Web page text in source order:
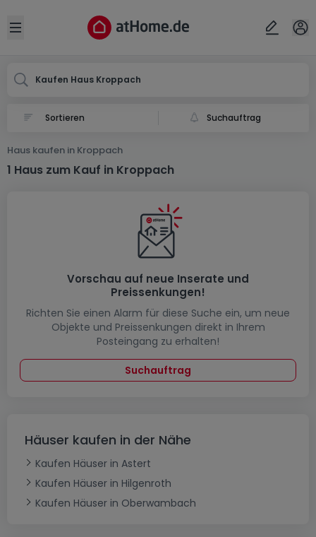
Open sidebar
Kaufen Haus Kroppach
Suchauftrag
Haus kaufen in Kroppach
1 Haus zum Kauf in Kroppach
Vorschau auf neue Inserate und
Preissenkungen!
Richten Sie einen Alarm für diese Suche ein, um neue
Objekte und Preissenkungen direkt in Ihrem
Posteingang zu erhalten!
Suchauftrag
Häuser kaufen in der Nähe
Kaufen Häuser in Astert
Kaufen Häuser in Hilgenroth
Kaufen Häuser in Oberwambach
Ort
Abbrechen ok